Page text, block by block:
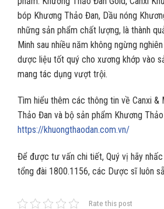
bóp Khương Thảo Đan, Dầu nóng
những sản phẩm chất lượng, là thành
Minh sau nhiều năm không ngừng
dược liệu tốt quý cho xương khớp vào
mang tác dụng vượt trội.
Tìm hiểu thêm các thông tin về Canxi &
Thảo Đan và bộ sản phẩm Khương
https://khuongthaodan.com.vn/
Để được tư vấn chi tiết, Quý vị hãy
tổng đài 1800.1156, các Dược sĩ luôn
Rate this post